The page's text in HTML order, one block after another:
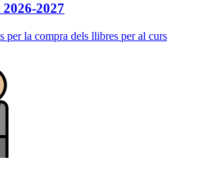
2027
per la compra dels llibres per al curs